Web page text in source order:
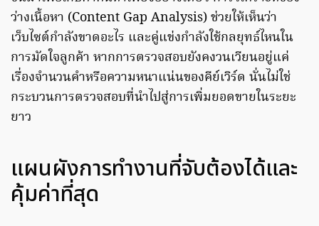
ว่างเนื้อหา (Content Gap Analysis) ช่วยให้เห็นว่า
เว็บไซต์กำลังขาดอะไร และคู่แข่งกำลังใช้กลยุทธ์ไหนใน
การมัดใจลูกค้า หากการตรวจสอบยังคงวนเวียนอยู่แค่
เรื่องจำนวนคำหรือความหนาแน่นของคีย์เวิร์ด นั่นไม่ใช่
กระบวนการตรวจสอบที่นำไปสู่การเพิ่มยอดขายในระยะ
ยาว
แผนผังการทำงานที่จับต้องได้และ
คุ้มค่าที่สุด